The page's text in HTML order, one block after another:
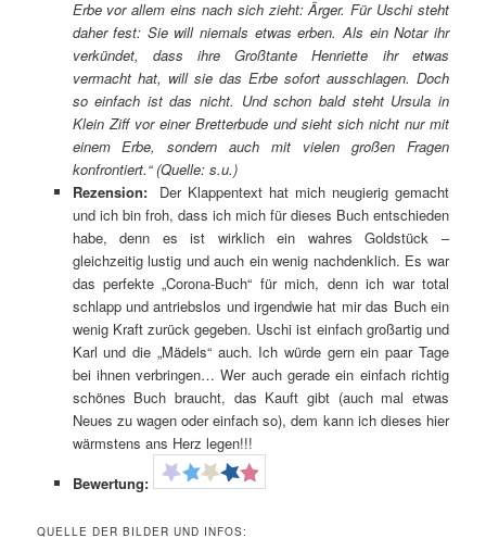
Erbe vor allem eins nach sich zieht: Ärger. Für Uschi steht
daher fest: Sie will niemals etwas erben. Als ein Notar ihr
verkündet, dass ihre Großtante Henriette ihr etwas
vermacht hat, will sie das Erbe sofort ausschlagen. Doch
so einfach ist das nicht. Und schon bald steht Ursula in
Klein Ziff vor einer Bretterbude und sieht sich nicht nur mit
einem Erbe, sondern auch mit vielen großen Fragen
konfrontiert.“ (Quelle: s.u.)
Rezension:
Der Klappentext hat mich neugierig gemacht
und ich bin froh, dass ich mich für dieses Buch entschieden
habe, denn es ist wirklich ein wahres Goldstück –
gleichzeitig lustig und auch ein wenig nachdenklich. Es war
das perfekte „Corona-Buch“ für mich, denn ich war total
schlapp und antriebslos und irgendwie hat mir das Buch ein
wenig Kraft zurück gegeben. Uschi ist einfach großartig und
Karl und die „Mädels“ auch. Ich würde gern ein paar Tage
bei ihnen verbringen… Wer auch gerade ein einfach richtig
schönes Buch braucht, das Kauft gibt (auch mal etwas
Neues zu wagen oder einfach so), dem kann ich dieses hier
wärmstens ans Herz legen!!!
Bewertung:
QUELLE DER BILDER UND INFOS: